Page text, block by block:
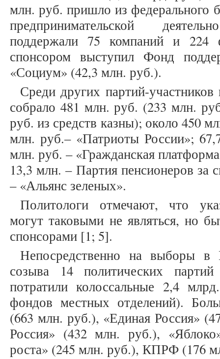
млн. руб. пришло из федерального
предпринимательской
поддержали 75 компаний и 224
спонсором выступил Фонд
«Социум» (42,3 млн. руб.).
Среди других партий-
собрало 481 млн. руб. (233 млн.
руб. из средств казны); около 450
млн. руб.– «Патриоты России»;
млн. руб. – «Гражданская
13,3 млн. – Партия пенсионеров за
– «Альянс зеленых».
Политологи отмечают, что
могут таковыми не являться, но
спонсорами [1; 5].
Непосредственно на выборы в
созыва 14 политических
потратили колоссальные 2,4
фондов местных отделений).
(663 млн. руб.), «Единая Россия»
Россия» (432 млн. руб.),
роста» (245 млн. руб.), КПРФ (176